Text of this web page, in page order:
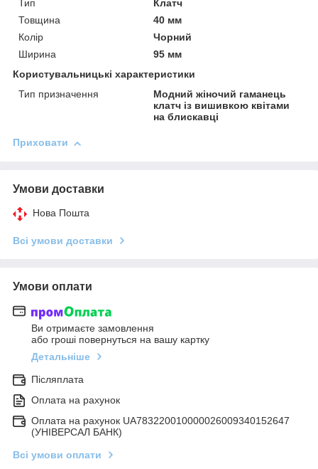
Тип
Клатч
Товщина
40 мм
Колір
Чорний
Ширина
95 мм
Користувальницькі характеристики
Тип призначення
Модний жіночий гаманець
клатч із вишивкою квітами
на блискавці
Приховати
Умови доставки
Нова Пошта
Всі умови доставки
Умови оплати
Ви отримаєте замовлення
або гроші повернуться на вашу картку
Детальніше
Післяплата
Оплата на рахунок
Оплата на рахунок UA783220010000026009340152647
(УНІВЕРСАЛ БАНК)
Всі умови оплати